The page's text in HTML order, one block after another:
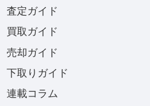
査定ガイド
買取ガイド
売却ガイド
下取りガイド
連載コラム